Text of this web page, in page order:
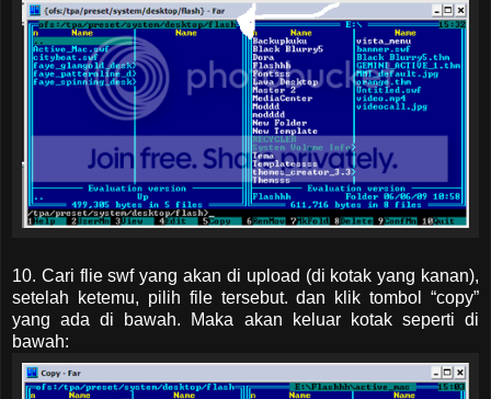
10. Cari flie swf yang akan di upload (di kotak yang kanan),
setelah ketemu, pilih file tersebut. dan klik tombol “copy”
yang ada di bawah. Maka akan keluar kotak seperti di
bawah: